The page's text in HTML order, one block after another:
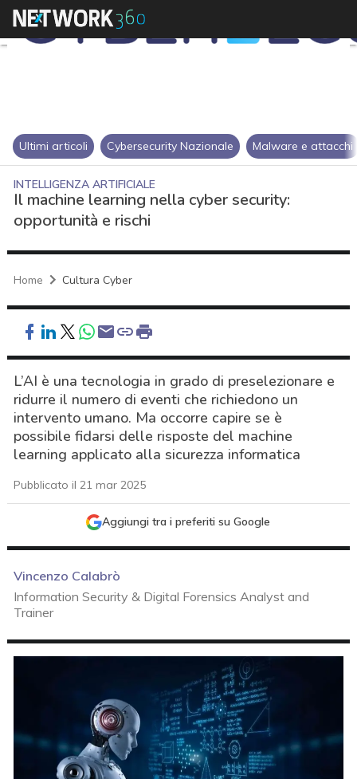
Ultimi articoli Cybersecurity Nazionale Malware e attacchi
INTELLIGENZA ARTIFICIALE
Il machine learning nella cyber security:
opportunità e rischi
Home Cultura Cyber
L’AI è una tecnologia in grado di preselezionare e
ridurre il numero di eventi che richiedono un
intervento umano. Ma occorre capire se è
possibile fidarsi delle risposte del machine
learning applicato alla sicurezza informatica
Pubblicato il 21 mar 2025
Aggiungi tra i preferiti su Google
Vincenzo Calabrò
Information Security & Digital Forensics Analyst and
Trainer